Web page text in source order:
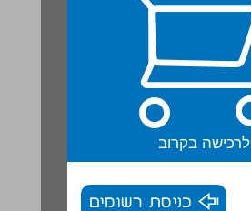
לרכישה בקרוב
כניסת רשומים